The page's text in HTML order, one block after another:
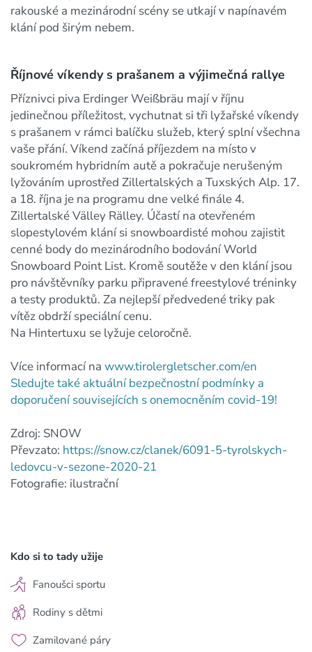
rakouské a mezinárodní scény se utkají v napínavém
klání pod širým nebem.
Říjnové víkendy s prašanem a výjimečná rallye
Příznivci piva Erdinger Weißbräu mají v říjnu
jedinečnou příležitost, vychutnat si tři lyžařské víkendy
s prašanem v rámci balíčku služeb, který splní všechna
vaše přání. Víkend začíná příjezdem na místo v
soukromém hybridním autě a pokračuje nerušeným
lyžováním uprostřed Zillertalských a Tuxských Alp. 17.
a 18. října je na programu dne velké finále 4.
Zillertalské Välley Rälley. Účastí na otevřeném
slopestylovém klání si snowboardisté mohou zajistit
cenné body do mezinárodního bodování World
Snowboard Point List. Kromě soutěže v den klání jsou
pro návštěvníky parku připravené freestylové tréninky
a testy produktů. Za nejlepší předvedené triky pak
vítěz obdrží speciální cenu.
Na Hintertuxu se lyžuje celoročně.
Více informací na www.tirolergletscher.com/en
Sledujte také aktuální bezpečnostní podmínky a
doporučení souvisejících s onemocněním covid-19!
Zdroj: SNOW
Převzato: https://snow.cz/clanek/6091-5-tyrolskych-
ledovcu-v-sezone-2020-21
Fotografie: ilustrační
Kdo si to tady užije
Fanoušci sportu
Rodiny s dětmi
Zamilované páry